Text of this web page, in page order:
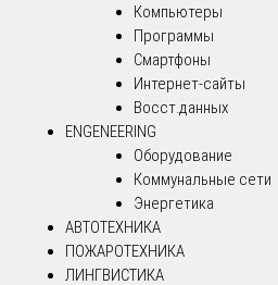
Компьютеры
Программы
Смартфоны
Интернет-сайты
Восст.данных
ENGENEERING
Оборудование
Коммунальные сети
Энергетика
АВТОТЕХНИКА
ПОЖАРОТЕХНИКА
ЛИНГВИСТИКА